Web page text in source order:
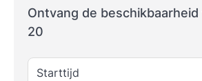
Ontvang de beschikbaarheid
20
Starttijd